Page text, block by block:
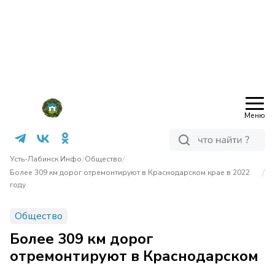
Меню
Усть-Лабинск Инфо/Общество/
Более 309 км дорог отремонтируют в Краснодарском крае в 2022
году
/
Общество
Более 309 км дорог
отремонтируют в Краснодарском